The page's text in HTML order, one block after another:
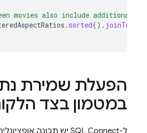
movies also include additional
. sorted().
הפעלת שמירת
במטמון בצד
ל-SQL Connect יש תכונה